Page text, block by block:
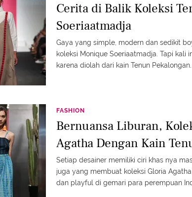
Cerita di Balik Koleksi
Soeriaatmadja
Gaya yang simple, modern dan sedikit
koleksi Monique Soeriaatmadja. Tapi kali
karena diolah dari kain Tenun Pekalongan.
FASHION
Bernuansa Liburan,
Agatha Dengan Kain
Setiap desainer memiliki ciri khas nya
juga yang membuat koleksi Gloria
dan playful di gemari para perempuan